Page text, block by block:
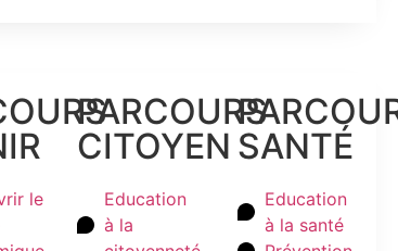
le
PARCOURS
CITOYEN
Education
à la
SANTÉ
Education
à la santé